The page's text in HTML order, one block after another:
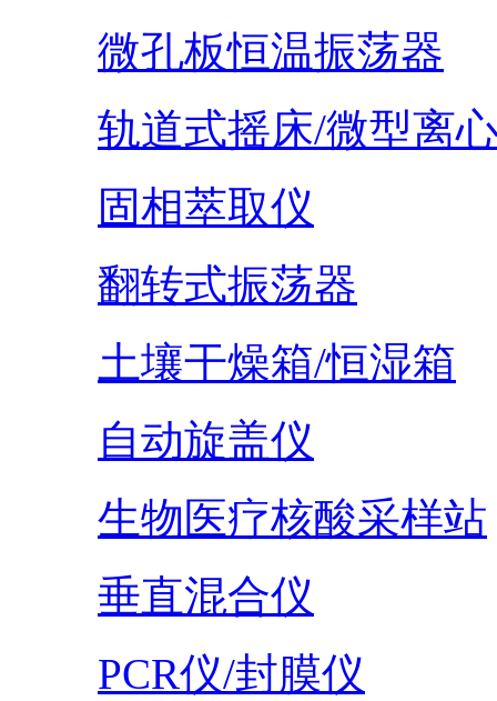
微孔板恒温振荡器
轨道式摇床/微型离
固相萃取仪
翻转式振荡器
土壤干燥箱/恒湿箱
自动旋盖仪
生物医疗核酸采样站
垂直混合仪
PCR仪/封膜仪